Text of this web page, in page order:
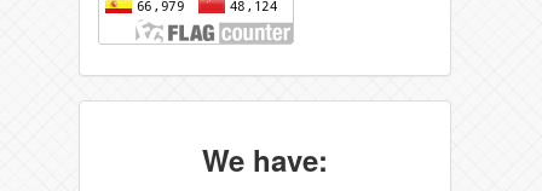
We have: